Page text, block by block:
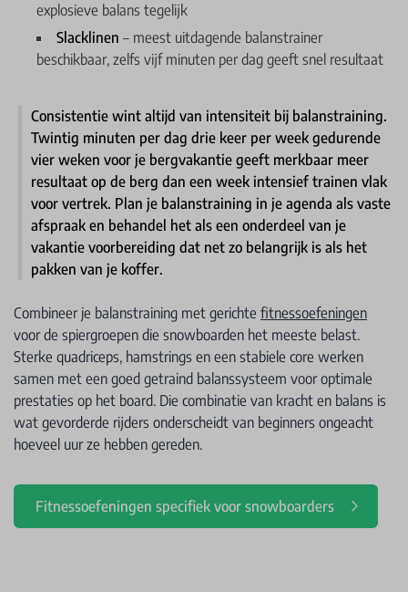
explosieve balans tegelijk
Slacklinen – meest uitdagende balanstrainer
beschikbaar, zelfs vijf minuten per dag geeft snel resultaat
Consistentie wint altijd van intensiteit bij balanstraining.
Twintig minuten per dag drie keer per week gedurende
vier weken voor je bergvakantie geeft merkbaar meer
resultaat op de berg dan een week intensief trainen vlak
voor vertrek. Plan je balanstraining in je agenda als vaste
afspraak en behandel het als een onderdeel van je
vakantie voorbereiding dat net zo belangrijk is als het
pakken van je koffer.
Combineer je balanstraining met gerichte fitnessoefeningen
voor de spiergroepen die snowboarden het meeste belast.
Sterke quadriceps, hamstrings en een stabiele core werken
samen met een goed getraind balanssysteem voor optimale
prestaties op het board. Die combinatie van kracht en balans is
wat gevorderde rijders onderscheidt van beginners ongeacht
hoeveel uur ze hebben gereden.
Fitnessoefeningen specifiek voor snowboarders